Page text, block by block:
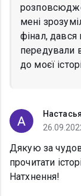
мені
фінал, дався
передували
до моєї
Дякую за
прочитати
Натхнення!